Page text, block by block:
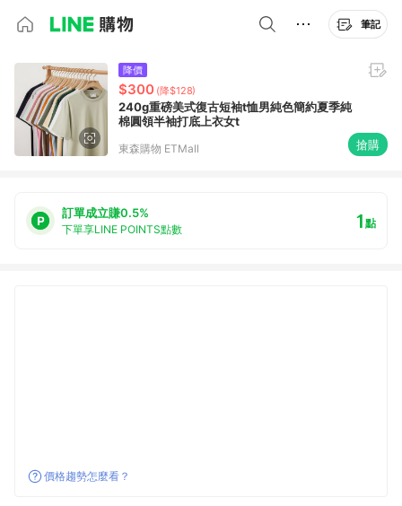
筆記
降價
$300 (降$128)
240g重磅美式復古短袖t恤男純色簡約夏季純
棉圓領半袖打底上衣女t
東森購物 ETMall 搶購
訂單成立賺0.5%
下單享LINE POINTS點數 1點
價格趨勢怎麼看？